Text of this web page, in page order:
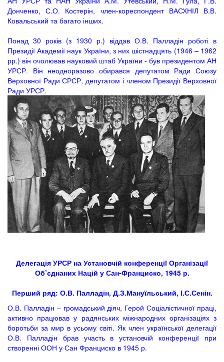
Донченко, С.О. Костерін, член-кореспондент ВАСХНІЛ В.В.
Ковальський та багато інших.
Понад 30 років (з 1930 р.) віддав О.В. Палладін роботі в
Президії Академії наук України, з них шістнадцять (1946 – 1962
рр.) він очолював науковий штаб України - був президентом АН
УРСР. Він неодноразово обирався депутатом Ради Союзу
Верховної Ради СРСР, депутатом і членом Президії Верховної
Ради УРСР.
Делегація УРСР на Установчій конференції Організації
Об’єднаних Націй у Сан-Франциско, 1945 р.
Перший ряд: О.В. Палладін, Д.З.Мануїльський, І.С.Сенін.
О.В. Палладін – громадський діяч, Герой Соціалістичної праці,
активно працював у радянських міжнародних організаціях з
боротьби за мир в усьому світі. Як член української делегації
О.В. Палладін брав участь в установчій конференції при
створенні ООН у Сан Франциско в 1945 р.